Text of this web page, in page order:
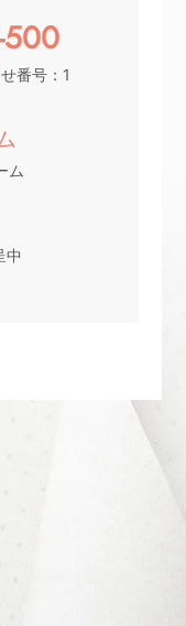
500
番号：1
ム
中